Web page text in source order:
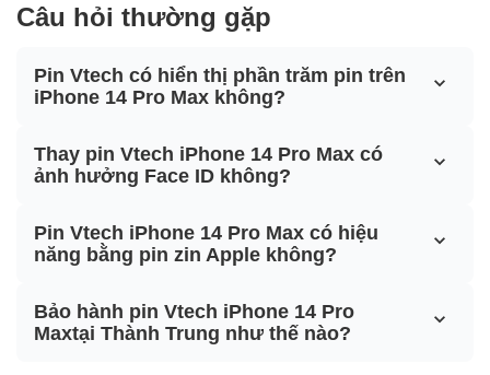
Câu hỏi thường gặp
Pin Vtech có hiển thị phần trăm pin trên
iPhone 14 Pro Max không?
Thay pin Vtech iPhone 14 Pro Max có
ảnh hưởng Face ID không?
Pin Vtech iPhone 14 Pro Max có hiệu
năng bằng pin zin Apple không?
Bảo hành pin Vtech iPhone 14 Pro
Maxtại Thành Trung như thế nào?